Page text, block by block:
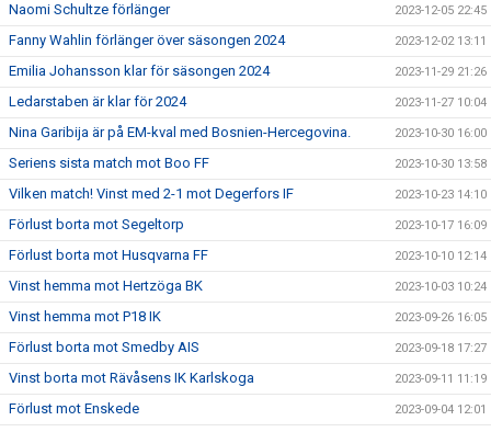
Naomi Schultze förlänger 2023-12-05 22:45
Fanny Wahlin förlänger över säsongen 2024 2023-12-02 13:11
Emilia Johansson klar för säsongen 2024 2023-11-29 21:26
Ledarstaben är klar för 2024 2023-11-27 10:04
Nina Garibija är på EM-kval med Bosnien-Hercegovina. 2023-10-30 16:00
Seriens sista match mot Boo FF 2023-10-30 13:58
Vilken match! Vinst med 2-1 mot Degerfors IF 2023-10-23 14:10
Förlust borta mot Segeltorp 2023-10-17 16:09
Förlust borta mot Husqvarna FF 2023-10-10 12:14
Vinst hemma mot Hertzöga BK 2023-10-03 10:24
Vinst hemma mot P18 IK 2023-09-26 16:05
Förlust borta mot Smedby AIS 2023-09-18 17:27
Vinst borta mot Rävåsens IK Karlskoga 2023-09-11 11:19
Förlust mot Enskede 2023-09-04 12:01